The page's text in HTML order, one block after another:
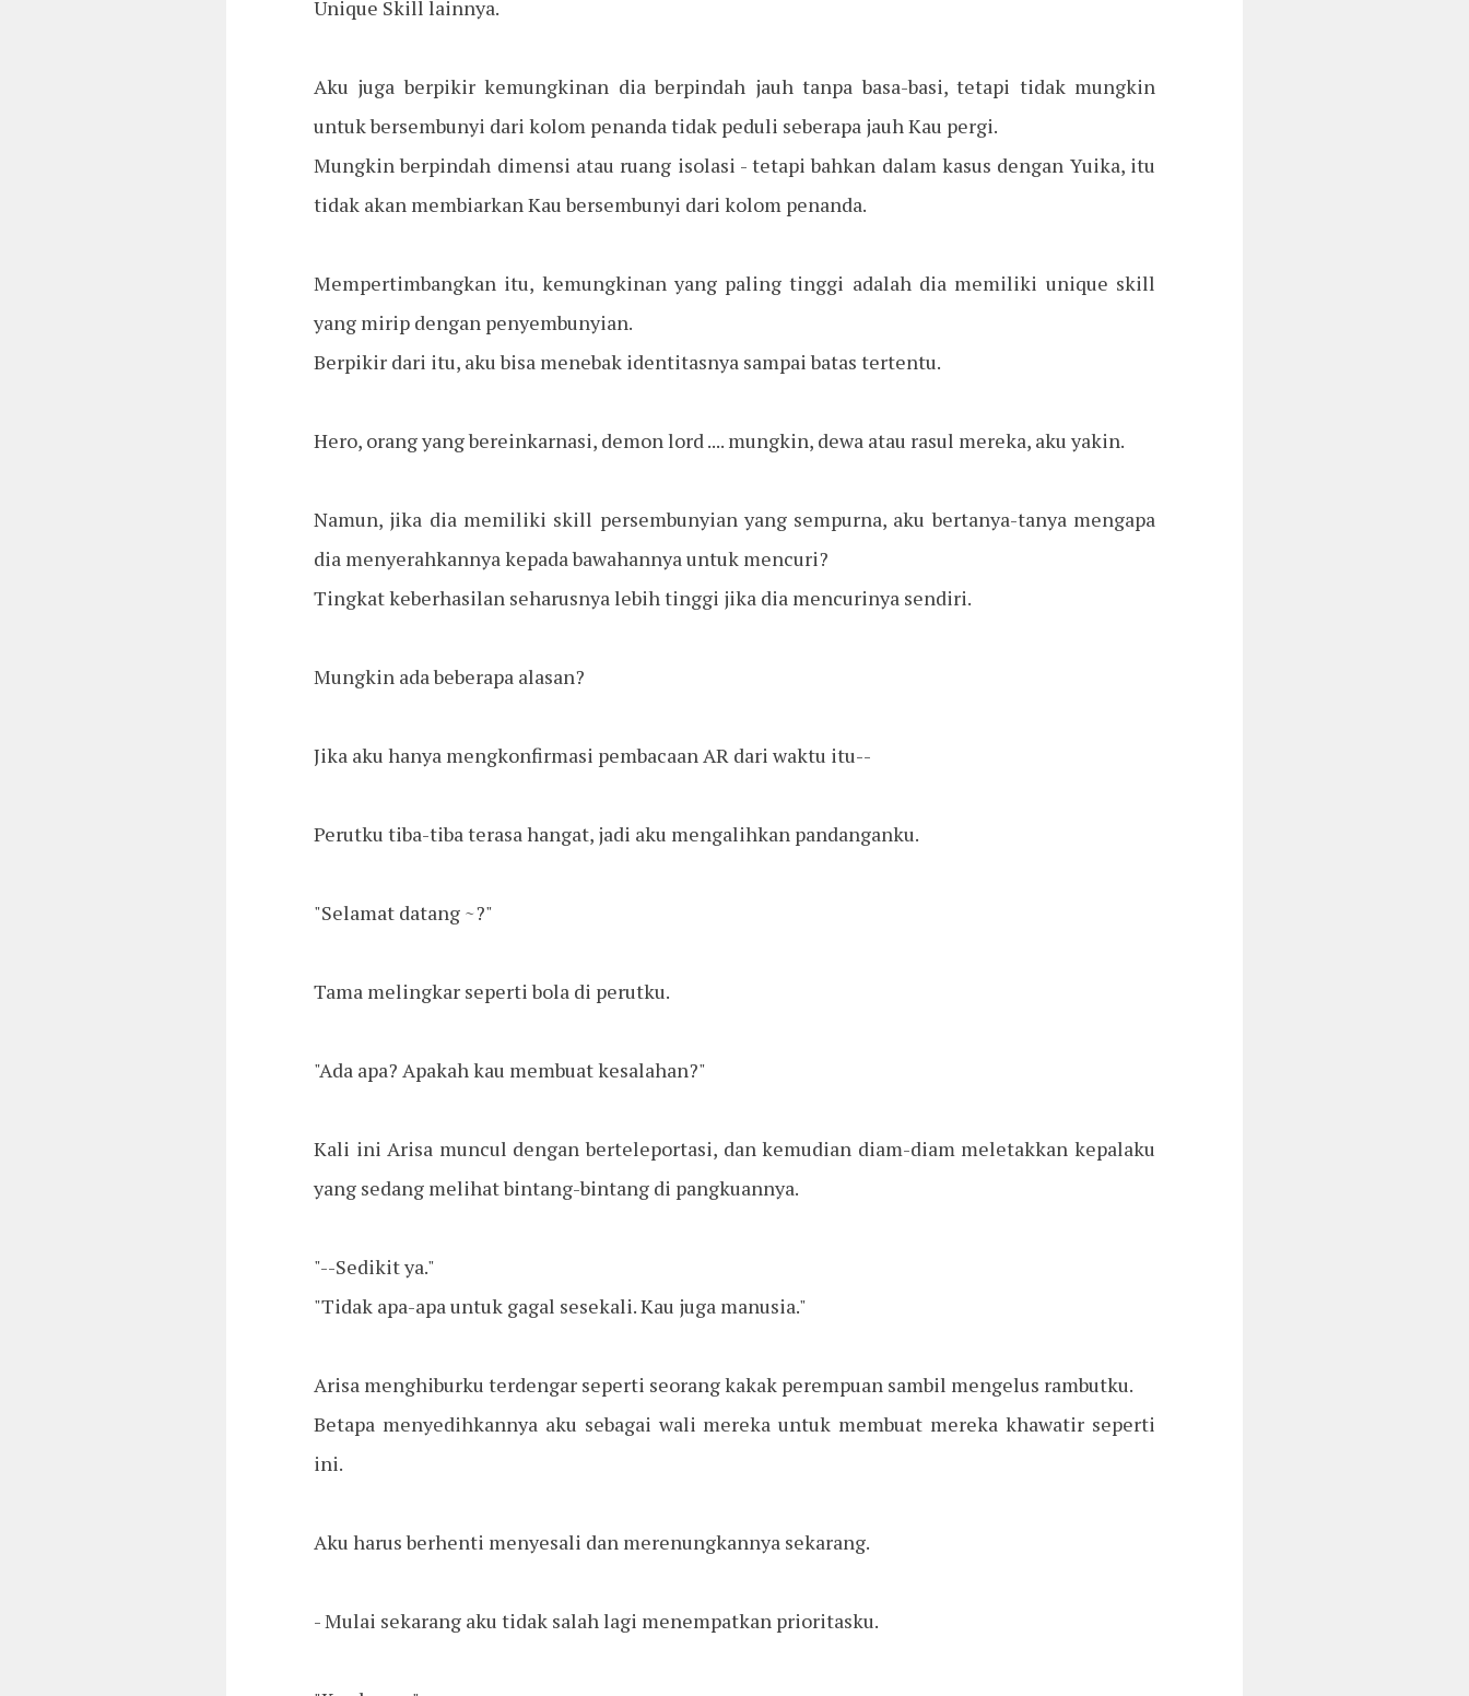
Unique Skill lainnya.
Aku juga berpikir kemungkinan dia berpindah jauh tanpa basa-basi, tetapi tidak mungkin
untuk bersembunyi dari kolom penanda tidak peduli seberapa jauh Kau pergi.
Mungkin berpindah dimensi atau ruang isolasi - tetapi bahkan dalam kasus dengan Yuika, itu
tidak akan membiarkan Kau bersembunyi dari kolom penanda.
Mempertimbangkan itu, kemungkinan yang paling tinggi adalah dia memiliki unique skill
yang mirip dengan penyembunyian.
Berpikir dari itu, aku bisa menebak identitasnya sampai batas tertentu.
Hero, orang yang bereinkarnasi, demon lord .... mungkin, dewa atau rasul mereka, aku yakin.
Namun, jika dia memiliki skill persembunyian yang sempurna, aku bertanya-tanya mengapa
dia menyerahkannya kepada bawahannya untuk mencuri?
Tingkat keberhasilan seharusnya lebih tinggi jika dia mencurinya sendiri.
Mungkin ada beberapa alasan?
Jika aku hanya mengkonfirmasi pembacaan AR dari waktu itu--
Perutku tiba-tiba terasa hangat, jadi aku mengalihkan pandanganku.
"Selamat datang ~?"
Tama melingkar seperti bola di perutku.
"Ada apa? Apakah kau membuat kesalahan?"
Kali ini Arisa muncul dengan berteleportasi, dan kemudian diam-diam meletakkan kepalaku
yang sedang melihat bintang-bintang di pangkuannya.
"--Sedikit ya."
"Tidak apa-apa untuk gagal sesekali. Kau juga manusia."
Arisa menghiburku terdengar seperti seorang kakak perempuan sambil mengelus rambutku.
Betapa menyedihkannya aku sebagai wali mereka untuk membuat mereka khawatir seperti
ini.
Aku harus berhenti menyesali dan merenungkannya sekarang.
- Mulai sekarang aku tidak salah lagi menempatkan prioritasku.